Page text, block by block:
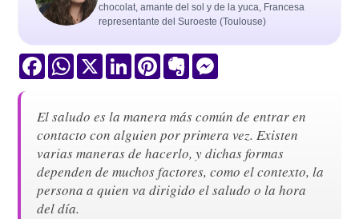
chocolat, amante del sol y de la yuca, Francesa
representante del Suroeste (Toulouse)
FacebookWhatsApp
X LinkedInPinterestEvernote
El saludo es la manera más común de entrar en
contacto con alguien por primera vez. Existen
varias maneras de hacerlo, y dichas formas
dependen de muchos factores, como el contexto, la
persona a quien va dirigido el saludo o la hora
del día.